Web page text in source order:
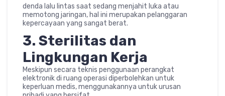
denda lalu lintas saat sedang menjahit luka atau
memotong jaringan, hal ini merupakan pelanggaran
kepercayaan yang sangat berat.
3. Sterilitas dan
Lingkungan Kerja
Meskipun secara teknis penggunaan perangkat
elektronik di ruang operasi diperbolehkan untuk
keperluan medis, menggunakannya untuk urusan